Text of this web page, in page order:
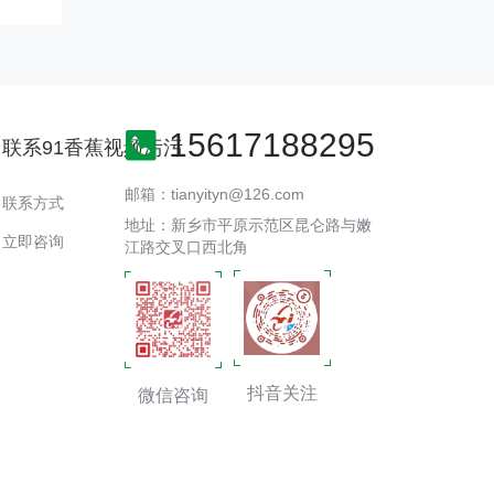
联系91香蕉视频污污
联系方式
立即咨询
15617188295
邮箱：tianyityn@126.com
地址：新乡市平原示范区昆仑路与嫩
江路交叉口西北角
微信咨询 抖音关注